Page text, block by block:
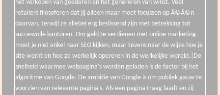
het verkopen van goederen en het genereren van winst. Veel
retailers filosoferen dat jij alleen maar moet focussen op Ã©Ã©n
daarvan, terwijl ze allebei erg beslissend zijn met betrekking tot
succesvolle kantoren. Om geld te verdienen met online marketing
moet je niet enkel naar SEO kijken, maar tevens naar de wijze hoe je
site werkt en hoe ze werkelijk opereren in de werkelijke wereld.|De
snelheid waarmee webpagina's worden geladen is de factor bij het
algoritme van Google. De ambitie van Google is om publiek gauw te
voorzien van relevante pagina's. Als een pagina traag laadt en zij